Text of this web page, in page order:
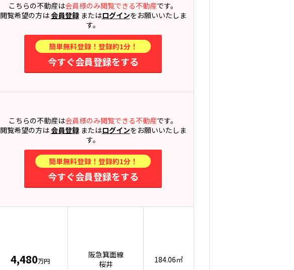
こちらの不動産は会員様のみ閲覧できる不動産です。
閲覧希望の方は会員登録またはログインをお願いいたしま
す。
簡単無料登録！登録約1分！
今すぐ会員登録をする
こちらの不動産は会員様のみ閲覧できる不動産です。
閲覧希望の方は会員登録またはログインをお願いいたしま
す。
簡単無料登録！登録約1分！
今すぐ会員登録をする
4,480万円
阪急箕面線
桜井
184.06㎡